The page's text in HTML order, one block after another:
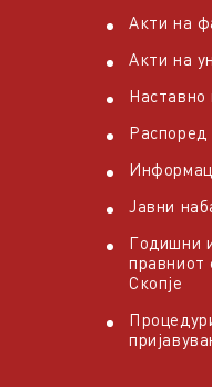
Акти на
Акти на
Наставно
Распоред
Јавни
Годишни
правниот
Скопје